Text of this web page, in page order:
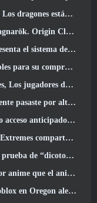
llegando a Albion Online
se lanza en julio 23
más formas de mejorar sus habilidades
cinco días de acceso anticipado
que pagar por máscaras clásicas
parte del Train Fest de Steam
anticipado de Aion 2
todos los paneles
de Silver Palace
el anime hace juegos
incidente de preparación infantil